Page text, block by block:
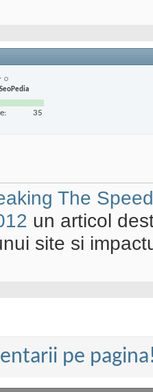
35
The
un articol
site si
pe